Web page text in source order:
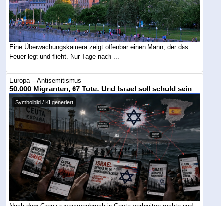
Eine Überwachungskamera zeigt offenbar einen Mann, der das
Feuer legt und flieht. Nur Tage nach ...
Europa -- Antisemitismus
50.000 Migranten, 67 Tote: Und Israel soll schuld sein
Symbolbild / KI generiert